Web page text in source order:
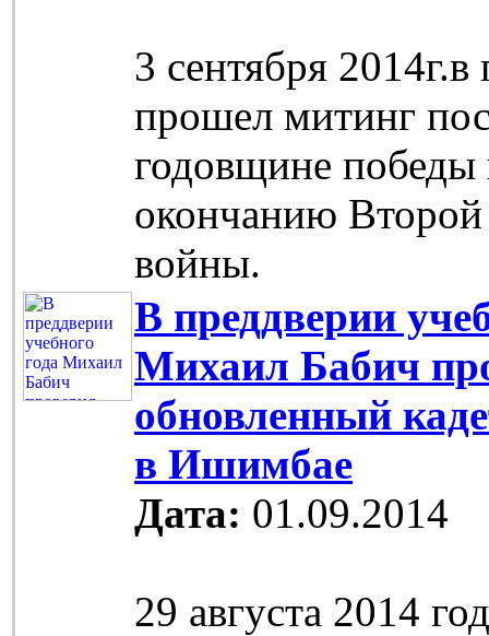
3 сентября
прошел митинг
годовщине
окончанию
войны.
В преддверии
Михаил Бабич
обновленный
в Ишимбае
Дата: 01.09.2014
29 августа 2014